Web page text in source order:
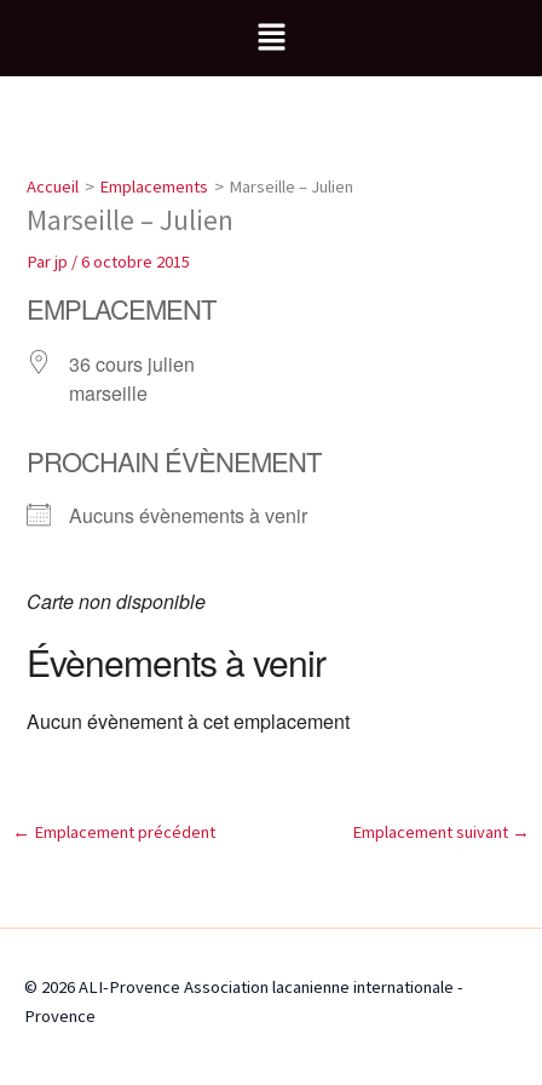
contenu
Menu
Accueil Emplacements Marseille – Julien
Marseille – Julien
Parjp /6 octobre 2015
EMPLACEMENT
36 cours julien
marseille
PROCHAIN ÉVÈNEMENT
Aucuns évènements à venir
Carte non disponible
Évènements à venir
Aucun évènement à cet emplacement
← Emplacement précédent Emplacement suivant →
© 2026 ALI-Provence Association lacanienne internationale -
Provence